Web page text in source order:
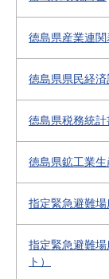
徳島県産業連関
徳島県県民経済
徳島県税務統計
徳島県鉱工業生
指定緊急避難場
指定緊急避難
ト）